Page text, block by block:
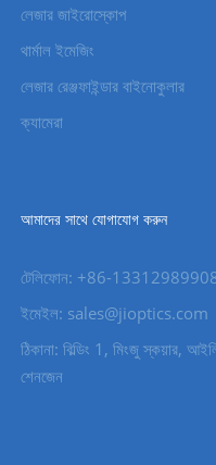
লেজার জাইরোস্কোপ
থার্মাল ইমেজিং
লেজার রেঞ্জফাইন্ডার বাইনোকুলার
ক্যামেরা
আমাদের সাথে যোগাযোগ করুন
টেলিফোন: +86-
ইমেইল: sales@jioptics.com
ঠিকানা: বিল্ডিং 1, মিংজু স্কয়ার,
শেনজেন